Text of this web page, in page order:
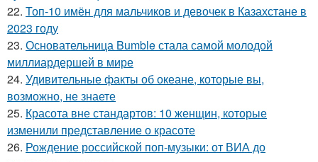
22. Топ-10 имён для мальчиков и девочек в Казахстане в
2023 году
23. Основательница Bumble стала самой молодой
миллиардершей в мире
24. Удивительные факты об океане, которые вы,
возможно, не знаете
25. Красота вне стандартов: 10 женщин, которые
изменили представление о красоте
26. Рождение российской поп-музыки: от ВИА до